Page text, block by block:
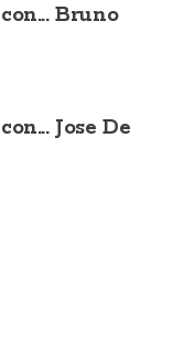
Bruno
Jose De